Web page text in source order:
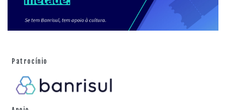
Patrocínio